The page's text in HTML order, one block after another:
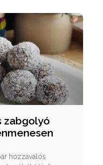
zabgolyó
hozzávalós